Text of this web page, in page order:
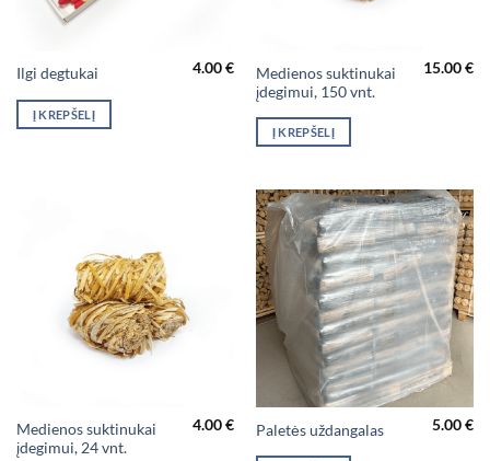
Ilgi degtukai 4.00€
Į KREPŠELĮ
Medienos suktinukai
įdegimui, 150 vnt.
15.00€
Į KREPŠELĮ
Medienos suktinukai
įdegimui, 24 vnt.
4.00€ Paletės uždangalas 5.00€